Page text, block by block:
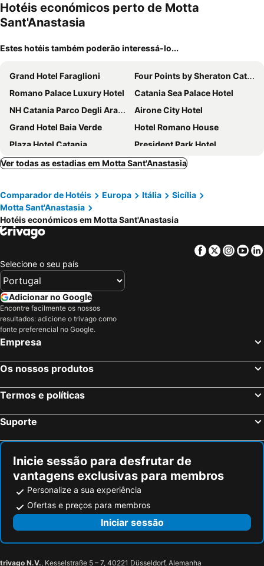
Hotéis económicos perto de Motta
Sant'Anastasia
Estes hotéis também poderão interessá-lo...
Grand Hotel Faraglioni
Four Points by Sheraton Catania Hotel & Conference Center
Romano Palace Luxury Hotel
Catania Sea Palace Hotel
NH Catania Parco Degli Aragonesi
Airone City Hotel
Grand Hotel Baia Verde
Hotel Romano House
Plaza Hotel Catania
President Park Hotel
Catania International Airport Hotel
Bed & Breakfast Macalle
Hotel Nettuno
4 Spa Resort Hotel
Hotel Villa Romeo
UNA Hotels One Catania
Il Principe Hotel Catania
Hotel Centrale Europa
Grand Hotel Villa Itria
B&B HOTEL Catania City Center
Best Western Hotel Mediterraneo
Palace Catania | UNA Esperienze
Umberto House Catania
Dome
Agatha Cosy
Hotel Manganelli Palace
Nuovo Hotel Sangiuliano
Catania Crossing B&B - Rooms & Comforts
Villa Aresco
B&B Opera
Hotel Centrum
Tenuta del Gelso
Hotel Borgo Verde
Villa Cibele
B&B Miro Centro Catania
Ver todas as estadias em Motta Sant'Anastasia
Comparador de Hotéis Europa Itália
Sicília
Motta Sant'Anastasia
Hotéis económicos em Motta Sant'Anastasia
Facebook
Twitter
Selecione o seu país
Adicionar no Google
Encontre facilmente os nossos
resultados: adicione o trivago como
fonte preferencial no Google.
Empresa
Os nossos produtos
Termos e políticas
Suporte
Inicie sessão para desfrutar de
vantagens exclusivas para membros
Personalize a sua experiência
Ofertas e preços para membros
Iniciar sessão
trivago N.V., Kesselstraße 5 – 7, 40221 Düsseldorf, Alemanha